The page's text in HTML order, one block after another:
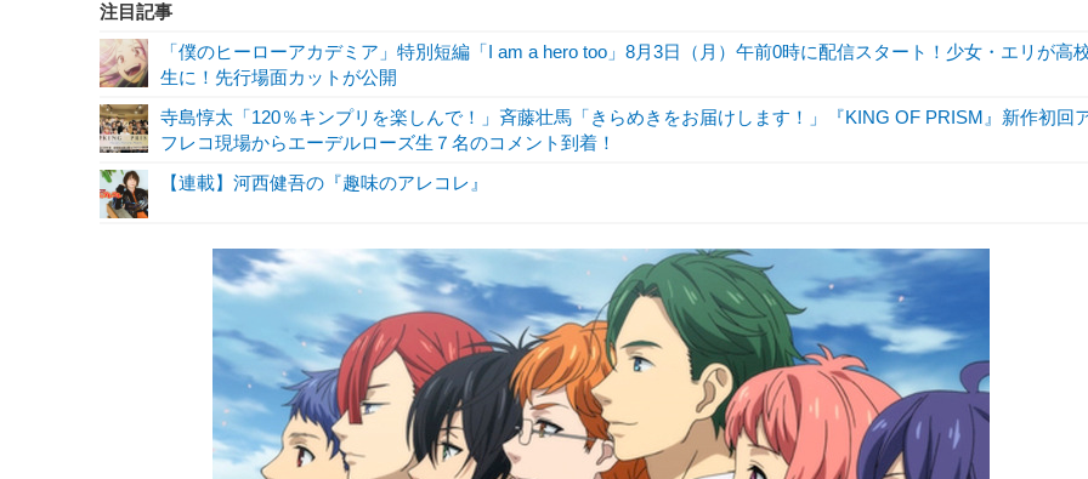
注目記事
「僕のヒーローアカデミア」特別短編「I am a hero too」8月3日（月）午前0時に配信スタート！少女・エリが高
生に！先行場面カットが公開
寺島惇太「120％キンプリを楽しんで！」斉藤壮馬「きらめきをお届けします！」『KING OF PRISM』新作初回
フレコ現場からエーデルローズ生７名のコメント到着！
【連載】河西健吾の『趣味のアレコレ』